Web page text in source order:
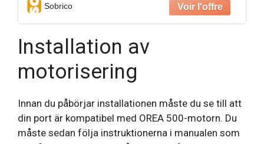
Sobrico
Installation av
motorisering
Innan du påbörjar installationen måste du se till att
din port är kompatibel med OREA 500-motorn. Du
måste sedan följa instruktionerna i manualen som